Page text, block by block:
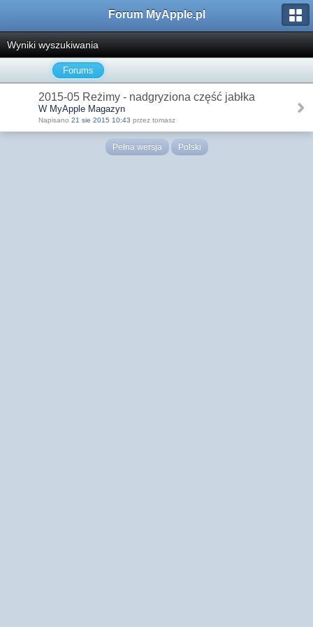
Forum MyApple.pl
Wyniki wyszukiwania
Forums
2015-05 Reżimy - nadgryziona część jabłka
W MyApple Magazyn
Napisano 21 sie 2015 10:43 przez tomasz
Pełna wersja Polski